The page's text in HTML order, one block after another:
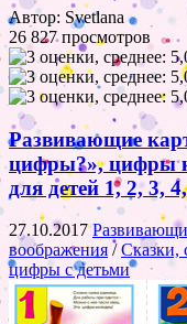
Автор: Svetlana
26 827 просмотров
Развивающие
цифры?», цифры
для детей 1, 2, 3,
27.10.2017
воображения/Сказки,
цифры с детьми